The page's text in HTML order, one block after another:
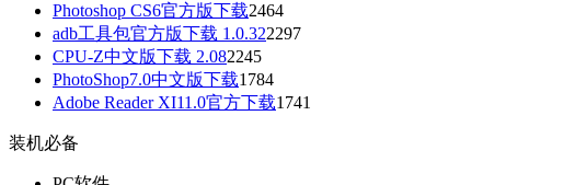
Photoshop CS6官方版下载2464
adb工具包官方版下载 1.0.322297
CPU-Z中文版下载 2.082245
PhotoShop7.0中文版下载1784
Adobe Reader XI11.0官方下载1741
装机必备